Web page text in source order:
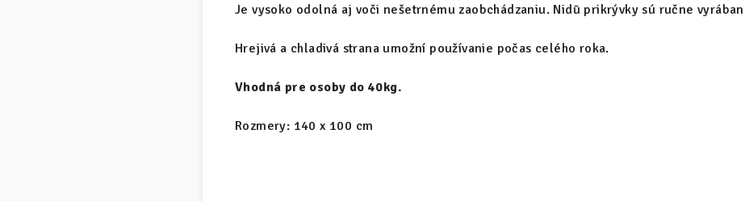
Je vysoko odolná aj voči nešetrnému zaobchádzaniu. Nidū prikrývky sú ručne
Hrejivá a chladivá strana umožní používanie počas celého roka.
Vhodná pre osoby do 40kg.
Rozmery: 140 x 100 cm